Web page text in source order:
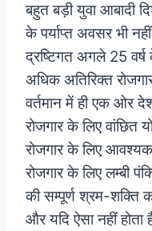
बहुत बड़ी युवा आबादी
के पर्याप्त अवसर भी
द्रष्टिगत अगले 25
अधिक अतिरिक्त
वर्तमान में ही एक ओर
रोजगार के लिए वांछित
रोजगार के लिए
रोजगार के लिए लम्बी
की सम्पूर्ण श्रम-शक्ति
और यदि ऐसा नहीं होता